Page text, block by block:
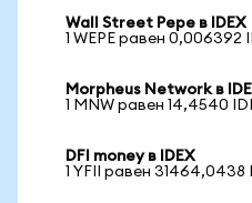
Wall Street Pepe в IDEX
1 WEPE равен 0,006392
Morpheus Network в
1 MNW равен 14,4540
DFI money в IDEX
1 YFII равен 31464,0438